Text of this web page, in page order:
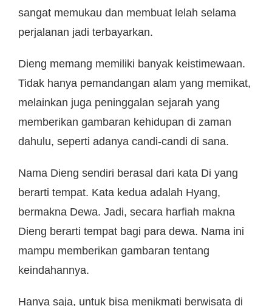
sangat memukau dan membuat lelah selama
perjalanan jadi terbayarkan.
Dieng memang memiliki banyak keistimewaan.
Tidak hanya pemandangan alam yang memikat,
melainkan juga peninggalan sejarah yang
memberikan gambaran kehidupan di zaman
dahulu, seperti adanya candi-candi di sana.
Nama Dieng sendiri berasal dari kata Di yang
berarti tempat. Kata kedua adalah Hyang,
bermakna Dewa. Jadi, secara harfiah makna
Dieng berarti tempat bagi para dewa. Nama ini
mampu memberikan gambaran tentang
keindahannya.
Hanya saja, untuk bisa menikmati berwisata di